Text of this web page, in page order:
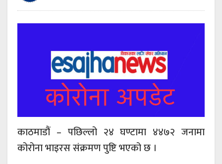
काठमाडौं – पछिल्लो २४ घण्टामा ४४७२ जनामा
कोरोना भाइरस संक्रमण पुष्टि भएको छ ।